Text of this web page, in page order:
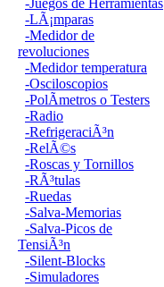
-Juegos de Herramientas
-LÃ¡mparas
-Medidor de
revoluciones
-Medidor temperatura
-Osciloscopios
-PolÃ­metros o Testers
-Radio
-RefrigeraciÃ³n
-RelÃ©s
-Roscas y Tornillos
-RÃ³tulas
-Ruedas
-Salva-Memorias
-Salva-Picos de
TensiÃ³n
-Silent-Blocks
-Simuladores